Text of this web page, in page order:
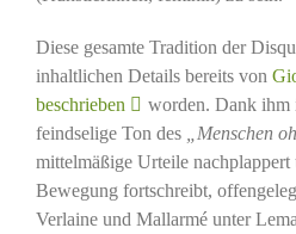
Diese gesamte Tradition der
inhaltlichen Details bereits von
beschrieben
worden. Dank ihm
feindselige Ton des
„Menschen
mittelmäßige Urteile nachplappert
Bewegung fortschreibt,
Verlaine und Mallarmé unter